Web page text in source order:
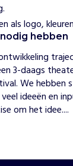
als logo,
hebben
3-daags
We hebben
ideeën en
om het idee....